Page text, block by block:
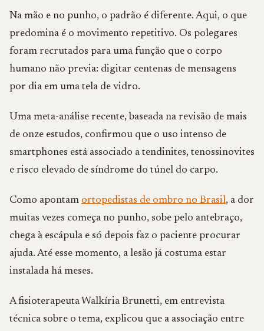
Na mão e no punho, o padrão é diferente. Aqui, o que
predomina é o movimento repetitivo. Os polegares
foram recrutados para uma função que o corpo
humano não previa: digitar centenas de mensagens
por dia em uma tela de vidro.
Uma meta-análise recente, baseada na revisão de mais
de onze estudos, confirmou que o uso intenso de
smartphones está associado a tendinites, tenossinovites
e risco elevado de síndrome do túnel do carpo.
Como apontam ortopedistas de ombro no Brasil, a dor
muitas vezes começa no punho, sobe pelo antebraço,
chega à escápula e só depois faz o paciente procurar
ajuda. Até esse momento, a lesão já costuma estar
instalada há meses.
A fisioterapeuta Walkíria Brunetti, em entrevista
técnica sobre o tema, explicou que a associação entre